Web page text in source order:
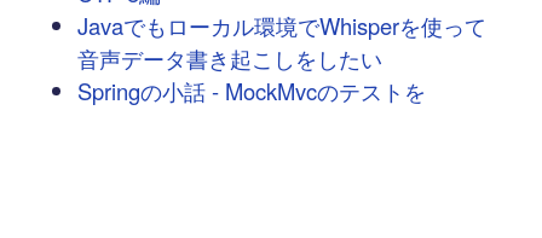
Javaでもローカル環境でWhisperを使って
音声データ書き起こしをしたい
Springの小話 - MockMvcのテストを